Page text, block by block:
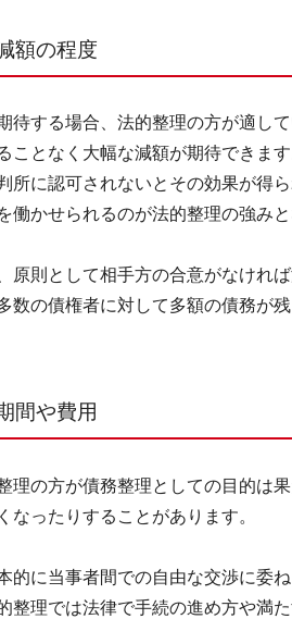
額の程度
待する場合、法的整理の方が適し
ことなく大幅な減額が期待できます
所に認可されないとその効果が得
働かせられるのが法的整理の強みと
原則として相手方の合意がなけれ
数の債権者に対して多額の債務が
間や費用
理の方が債務整理としての目的
なったりすることがあります。
的に当事者間での自由な交渉に委
整理では法律で手続の進め方や満